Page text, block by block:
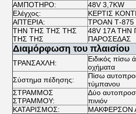
ΑΜΠΟΤΗΡΟ:
48V 3,7KW
Ελέγχος:
ΚΕΡΤΙΣ
ΑΠΤΕΡΙΑ:
ΤΡΟΑΝ Τ-875
ΤΗΝ ΤΗΣ ΤΗΣ ΤΗΣ
ΤΗΣ ΤΗΣ
48V 17A
ΠΑΡΟΣΕΔΑΣ
Διαμόρφωση του πλαισίου
ΤΡΑΝΣΑΧΛΗ:
Ειδικός πίσω
οχήματα
Σύστημα πέδησης:
Πίσω
τύμπανου
ΣΤΡΑΜΜΟΣ
ΣΤΡΑΜΜΟΥ:
Δύο
πινιόν
ΚΑΤΑΡΙΣΜΟΣ:
ΜΑΚΦΕΡΣΟΝ